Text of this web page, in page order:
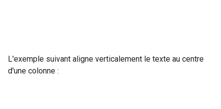
L'exemple suivant aligne verticalement le texte au centre
d'une colonne :